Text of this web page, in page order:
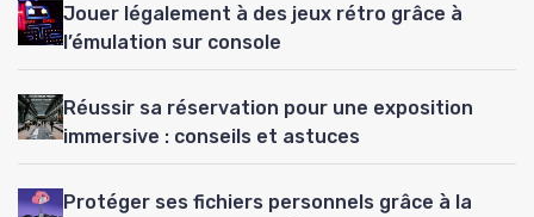
Jouer légalement à des jeux rétro grâce à
l’émulation sur console
Réussir sa réservation pour une exposition
immersive : conseils et astuces
Protéger ses fichiers personnels grâce à la